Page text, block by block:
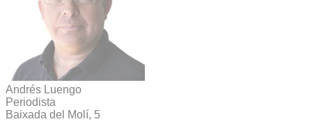
Andrés Luengo
Periodista
Baixada del Molí, 5